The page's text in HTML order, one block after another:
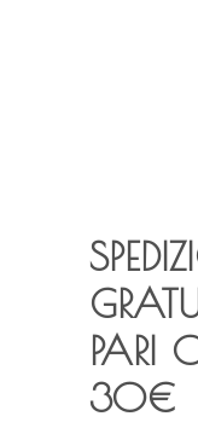
PARI
30€